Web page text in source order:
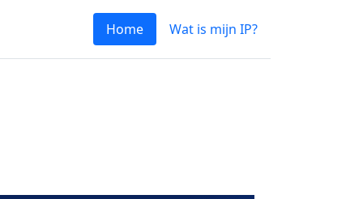
Home Wat is mijn IP?